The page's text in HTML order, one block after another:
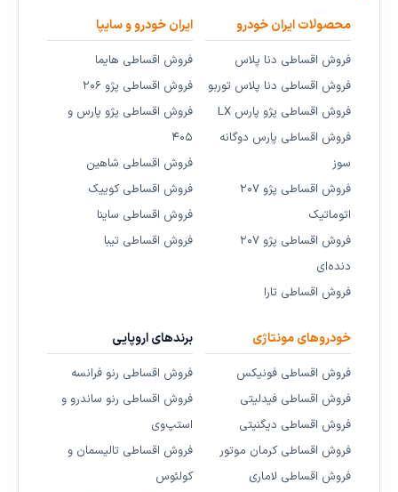
محصولات ایران خودرو
فروش اقساطی دنا پلاس
فروش اقساطی دنا پلاس توربو
فروش اقساطی پژو پارس LX
فروش اقساطی پارس دوگانه
سوز
فروش اقساطی پژو ۲۰۷
اتوماتیک
فروش اقساطی پژو ۲۰۷
دنده‌ای
فروش اقساطی تارا
ایران خودرو و سایپا
فروش اقساطی هایما
فروش اقساطی پژو ۲۰۶
فروش اقساطی پژو پارس و
۴۰۵
فروش اقساطی شاهین
فروش اقساطی کوییک
فروش اقساطی ساینا
فروش اقساطی تیبا
خودروهای مونتاژی
فروش اقساطی فونیکس
فروش اقساطی فیدلیتی
فروش اقساطی دیگنیتی
فروش اقساطی کرمان موتور
فروش اقساطی لاماری
برندهای اروپایی
فروش اقساطی رنو فرانسه
فروش اقساطی رنو ساندرو و
استپ‌وی
فروش اقساطی تالیسمان و
کولئوس